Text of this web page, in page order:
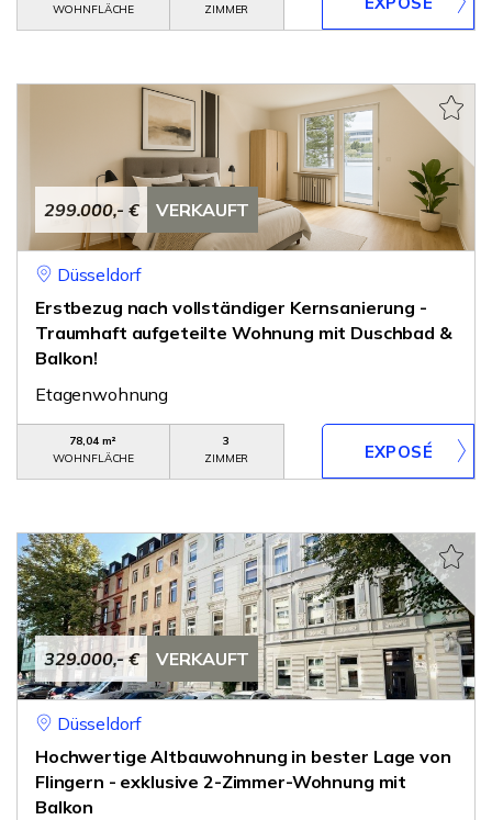
WOHNFLÄCHE
ZIMMER
299.000,- € VERKAUFT
Düsseldorf
Erstbezug nach vollständiger Kernsanierung -
Traumhaft aufgeteilte Wohnung mit Duschbad &
Balkon!
Etagenwohnung
78,04 m²
WOHNFLÄCHE
3
ZIMMER
329.000,- € VERKAUFT
Düsseldorf
Hochwertige Altbauwohnung in bester Lage von
Flingern - exklusive 2-Zimmer-Wohnung mit
Balkon